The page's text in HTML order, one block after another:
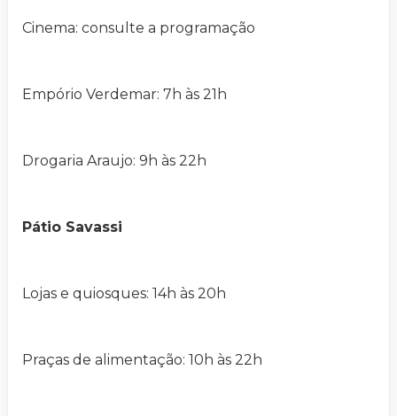
Cinema: consulte a programação
Empório Verdemar: 7h às 21h
Drogaria Araujo: 9h às 22h
Pátio Savassi
Lojas e quiosques: 14h às 20h
Praças de alimentação: 10h às 22h